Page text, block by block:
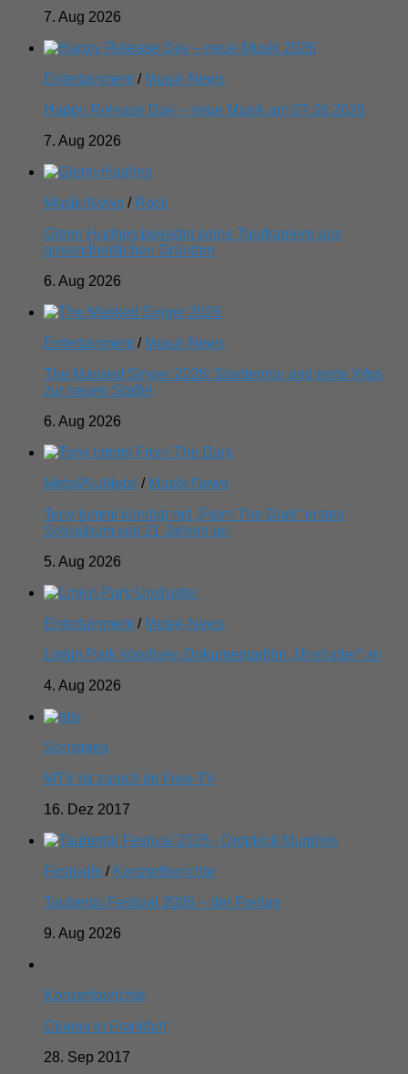
7. Aug 2026
Entertainment / Musik-News
Happy Release Day – neue Musik am 07.08.2026
7. Aug 2026
Musik-News / Rock
Glenn Hughes beendet seine Tourkarriere aus
gesundheitlichen Gründen
6. Aug 2026
Entertainment / Musik-News
The Masked Singer 2026: Starttermin und erste Infos
zur neuen Staffel
6. Aug 2026
Metal/NuMetal / Musik-News
Tony Iommi kündigt mit „From The Dark“ erstes
Soloalbum seit 21 Jahren an
5. Aug 2026
Entertainment / Musik-News
Linkin Park kündigen Dokumentarfilm „Unshatter“ an
4. Aug 2026
Sonstiges
MTV ist zurück im Free-TV
16. Dez 2017
Festivals / Konzertberichte
Taubertal Festival 2026 – der Freitag
9. Aug 2026
Konzertberichte
Clueso in Frankfurt
28. Sep 2017